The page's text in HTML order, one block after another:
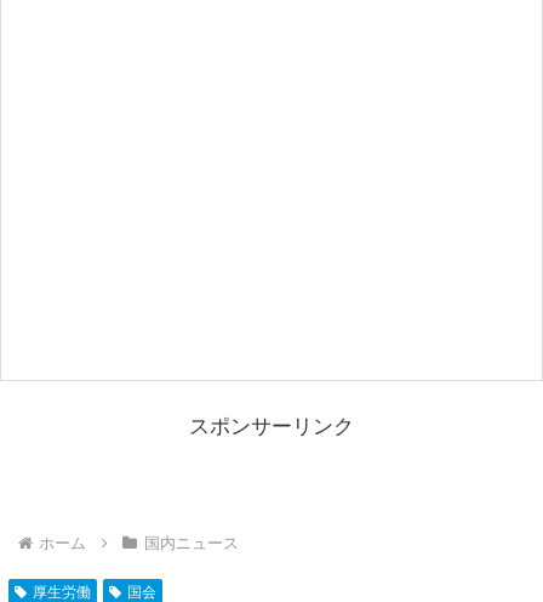
スポンサーリンク
ホーム 国内ニュース
厚生労働 国会